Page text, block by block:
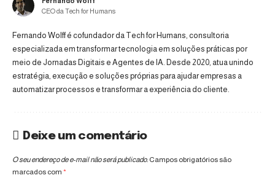
CEO da Tech for Humans
Fernando Wolff é cofundador da Tech for Humans, consultoria
especializada em transformar tecnologia em soluções práticas por
meio de Jornadas Digitais e Agentes de IA. Desde 2020, atua unindo
estratégia, execução e soluções próprias para ajudar empresas a
automatizar processos e transformar a experiência do cliente.
Deixe um comentário
O seu endereço de e-mail não será publicado. Campos obrigatórios são
marcados com *